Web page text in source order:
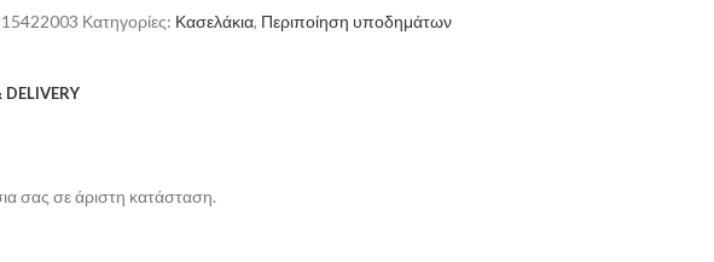
15422003 Κατηγορίες: Κασελάκια, Περιποίηση υποδημάτων
σας σε άριστη κατάσταση.